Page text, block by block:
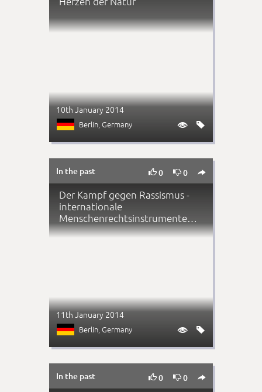
10th January 2014
Berlin, Germany  
In the past 0 0 
Der Kampf gegen Rassismus -
internationale
Menschenrechtsinstrumente
nutzen
11th January 2014
Berlin, Germany  
In the past 0 0 